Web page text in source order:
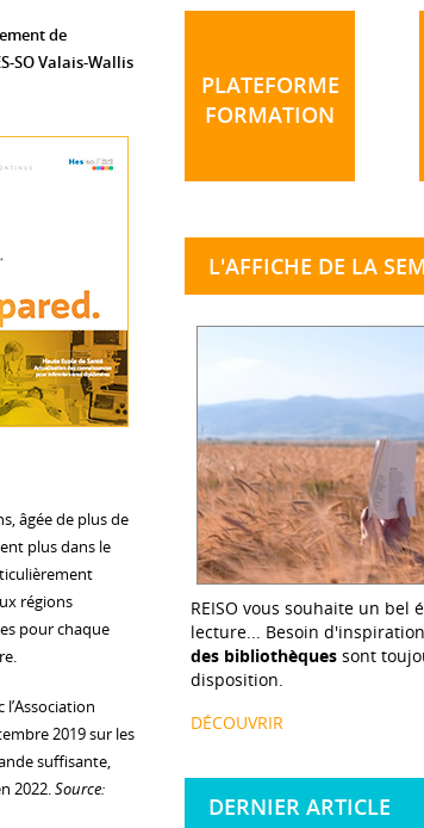
de
SO Valais-Wallis
âgée de plus de
plus dans le
régions
pour chaque
2019 sur les
suffisante,
2022.Source:
PLATEFORME
FORMATION
L'AFFICHE DE LA
REISO vous souhaite un bel
lecture... Besoin
des bibliothèques sont
disposition.
DÉCOUVRIR
DERNIER ARTICLE